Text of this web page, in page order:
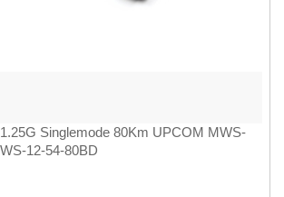
Singlemode 80Km UPCOM MWS-
12-54-80BD